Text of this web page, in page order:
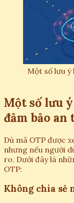
Một số lưu ý
Một số lưu
đảm bảo an
Dù mã OTP được
nhưng nếu người
ro. Dưới đây là
OTP:
Không chia sẻ